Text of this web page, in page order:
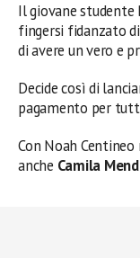
Il giovane studente
fingersi fidanzato di
di avere un vero e
Decide così di
pagamento per
Con Noah Centineo
anche Camila